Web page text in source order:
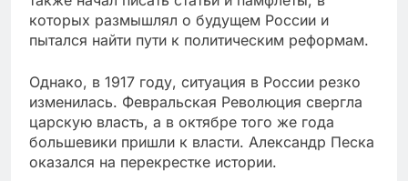
которых размышлял о будущем России и
пытался найти пути к политическим реформам.
Однако, в 1917 году, ситуация в России резко
изменилась. Февральская Революция свергла
царскую власть, а в октябре того же года
большевики пришли к власти. Александр Песка
оказался на перекрестке истории.